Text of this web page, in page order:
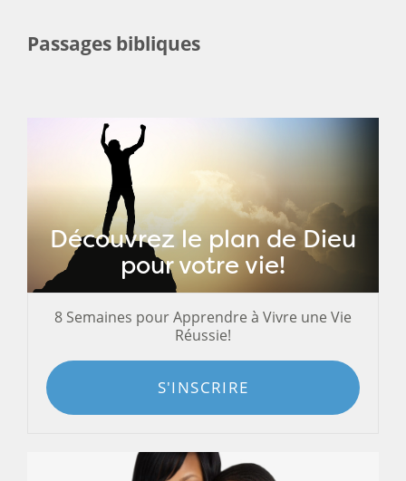
Passages bibliques
Découvrez le plan de Dieu
pour votre vie!
8 Semaines pour Apprendre à Vivre une Vie
Réussie!
S'INSCRIRE